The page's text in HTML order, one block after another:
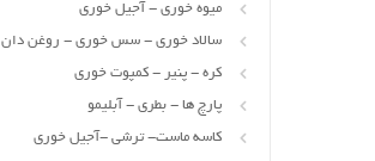
میوه خوری - آجیل خوری
سالاد خوری - سس خوری - روغن دان
کره - پنیر - کمپوت خوری
پارچ ها - بطری - آبلیمو
کاسه ماست- ترشی -آجیل خوری